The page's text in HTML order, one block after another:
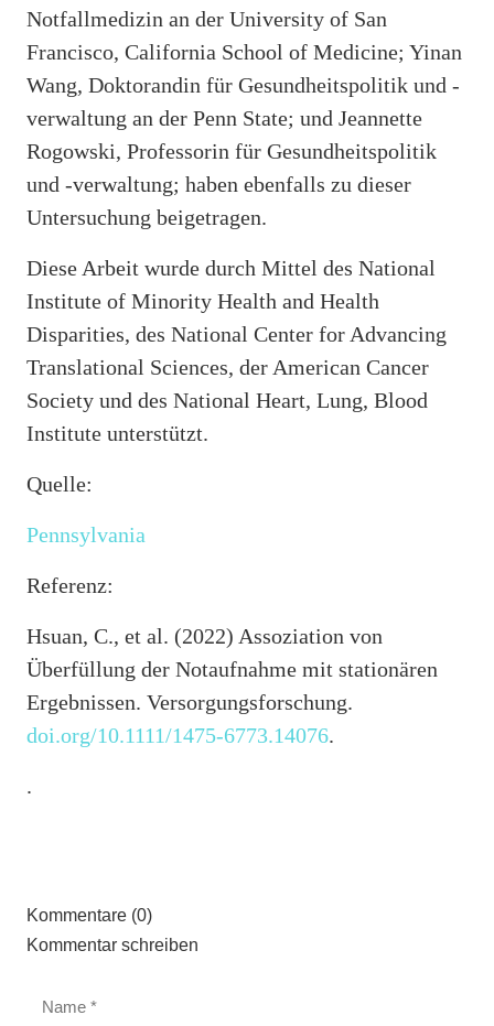
Notfallmedizin an der University of San
Francisco, California School of Medicine; Yinan
Wang, Doktorandin für Gesundheitspolitik und -
verwaltung an der Penn State; und Jeannette
Rogowski, Professorin für Gesundheitspolitik
und -verwaltung; haben ebenfalls zu dieser
Untersuchung beigetragen.
Diese Arbeit wurde durch Mittel des National
Institute of Minority Health and Health
Disparities, des National Center for Advancing
Translational Sciences, der American Cancer
Society und des National Heart, Lung, Blood
Institute unterstützt.
Quelle:
Pennsylvania
Referenz:
Hsuan, C., et al. (2022) Assoziation von
Überfüllung der Notaufnahme mit stationären
Ergebnissen. Versorgungsforschung.
doi.org/10.1111/1475-6773.14076.
.
Kommentare (0)
Kommentar schreiben